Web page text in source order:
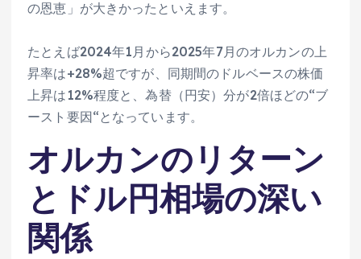
の恩恵」が大きかったといえます。
たとえば2024年1月から2025年7月のオルカンの上
昇率は+28%超ですが、同期間のドルベースの株価
上昇は12%程度と、為替（円安）分が2倍ほどの“ブ
ースト要因“となっています。
オルカンのリターン
とドル円相場の深い
関係